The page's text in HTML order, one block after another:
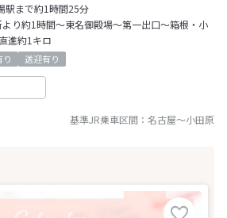
駅まで約1時間25分
り約1時間～東名御殿場～第一出口～箱根・小
進約1キロ
り 送迎有り
基準JR乗車区間： 名古屋～小田原